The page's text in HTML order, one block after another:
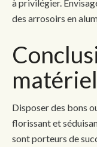
à privilégier.
des arrosoirs en
Disposer des bons
florissant et
sont porteurs de